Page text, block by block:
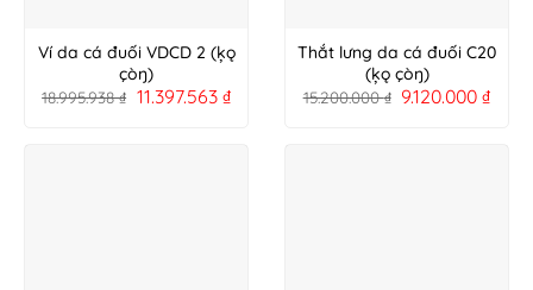
Ví da cá đuối VDCD 2 (ķǫ
çòŋ)
18.995.938₫ 11.397.563 ₫
Thắt lưng da cá đuối C20
(ķǫ çòŋ)
15.200.000₫ 9.120.000₫